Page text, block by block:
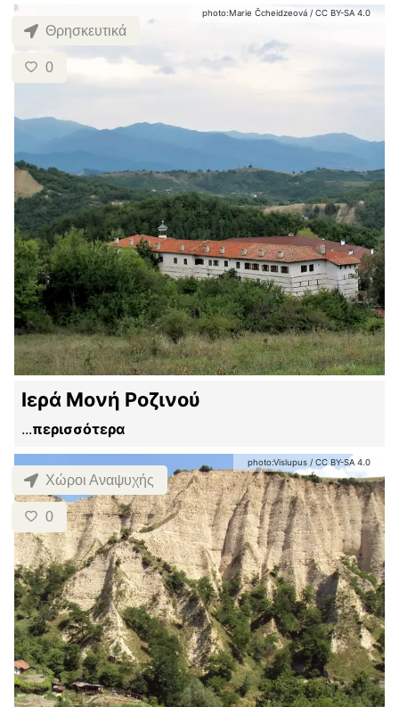
photo:Marie Čcheidzeová / CC BY-SA 4.0
Θρησκευτικά
0
Ιερά Μονή Ροζινού
...περισσότερα
photo:Vislupus / CC BY-SA 4.0
Χώροι Αναψυχής
0